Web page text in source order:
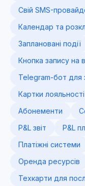
Свій SMS-
Календар та
Заплановані події
Кнопка запису на
Telegram-бот для
Картки лояльності
Абонементи
P&L звіт
P&L
Платіжні системи
Оренда ресурсів
Техкарти для